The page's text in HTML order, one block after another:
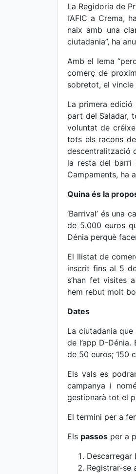
La Regidoria de
l’AFIC a Crema,
naix amb una
ciutadania”, ha
Amb el lema
comerç de
sobretot, el vincle
La primera edició
part del Saladar,
voluntat de
tots els racons
descentralització
la resta del barri
Campaments, ha
Quina és la
‘Barrival’ és una
de 5.000 euros
Dénia perquè
El llistat de
inscrit fins al 5
s’han fet visites
hem rebut molt
Dates
La ciutadania
de l’app D-
de 50 euros; 150
Els vals es
campanya i
gestionarà tot el
El termini per a
Els passos per a
Descarregar
Registrar-se